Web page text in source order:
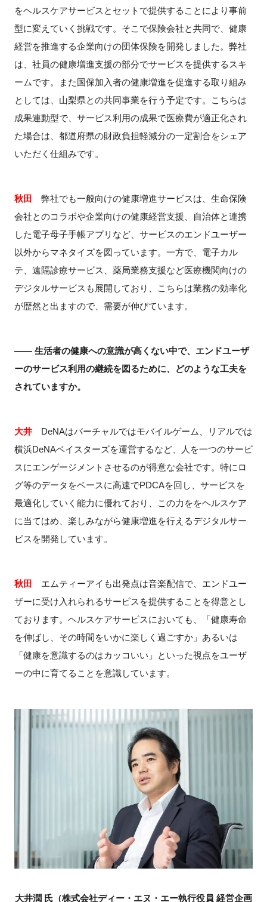
をヘルスケアサービスとセットで提供することにより事前
型に変えていく挑戦です。そこで保険会社と共同で、健康
経営を推進する企業向けの団体保険を開発しました。弊社
は、社員の健康増進支援の部分でサービスを提供するスキ
ームです。また国保加入者の健康増進を促進する取り組み
としては、山梨県との共同事業を行う予定です。こちらは
成果連動型で、サービス利用の成果で医療費が適正化され
た場合は、都道府県の財政負担軽減分の一定割合をシェア
いただく仕組みです。
秋田
弊社でも一般向けの健康増進サービスは、生命保険
会社とのコラボや企業向けの健康経営支援、自治体と連携
した電子母子手帳アプリなど、サービスのエンドユーザー
以外からマネタイズを図っています。一方で、電子カル
テ、遠隔診療サービス、薬局業務支援など医療機関向けの
デジタルサービスも展開しており、こちらは業務の効率化
が歴然と出ますので、需要が伸びています。
―― 生活者の健康への意識が高くない中で、エンドユーザ
ーのサービス利用の継続を図るために、どのような工夫を
されていますか。
大井DeNAはバーチャルではモバイルゲーム、リアルでは
横浜DeNAベイスターズを運営するなど、人を一つのサービ
スにエンゲージメントさせるのが得意な会社です。特にロ
グ等のデータをベースに高速でPDCAを回し、サービスを
最適化していく能力に優れており、この力ををヘルスケア
に当てはめ、楽しみながら健康増進を行えるデジタルサー
ビスを開発しています。
秋田
エムティーアイも出発点は音楽配信で、エンドユー
ザーに受け入れられるサービスを提供することを得意とし
ております。ヘルスケアサービスにおいても、「健康寿命
を伸ばし、その時間をいかに楽しく過ごすか」あるいは
「健康を意識するのはカッコいい」といった視点をユーザ
ーの中に育てることを意識しています。
大井潤 氏（株式会社ディー・エヌ・エー執行役員 経営企画